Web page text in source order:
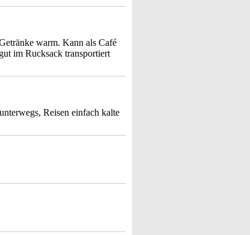
warm. Kann als Café
im Rucksack transportiert
Reisen einfach kalte